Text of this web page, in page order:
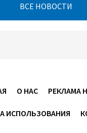
ВСЕ НОВОСТИ
О НАС РЕКЛАМА
ИСПОЛЬЗОВАНИЯ